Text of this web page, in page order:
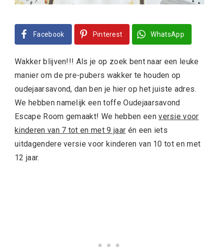
Facebook Pinterest WhatsApp
Wakker blijven!!! Als je op zoek bent naar een leuke
manier om de pre-pubers wakker te houden op
oudejaarsavond, dan ben je hier op het juiste adres.
We hebben namelijk een toffe Oudejaarsavond
Escape Room gemaakt! We hebben eenversie voor
kinderen van 7 tot en met 9 jaar én een iets
uitdagendere versie voor kinderen van 10 tot en met
12 jaar.